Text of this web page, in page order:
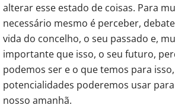
alterar esse estado de coisas. Para
necessário mesmo é perceber,
vida do concelho, o seu passado e,
importante que isso, o seu futuro,
podemos ser e o que temos para
potencialidades poderemos usar
nosso amanhã.